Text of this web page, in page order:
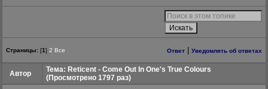
Страницы: [1] 2 Все Ответ Уведомлять об ответах
Автор
Тема: Reticent - Come Out In One's True Colours
(Просмотрено 1797 раз)